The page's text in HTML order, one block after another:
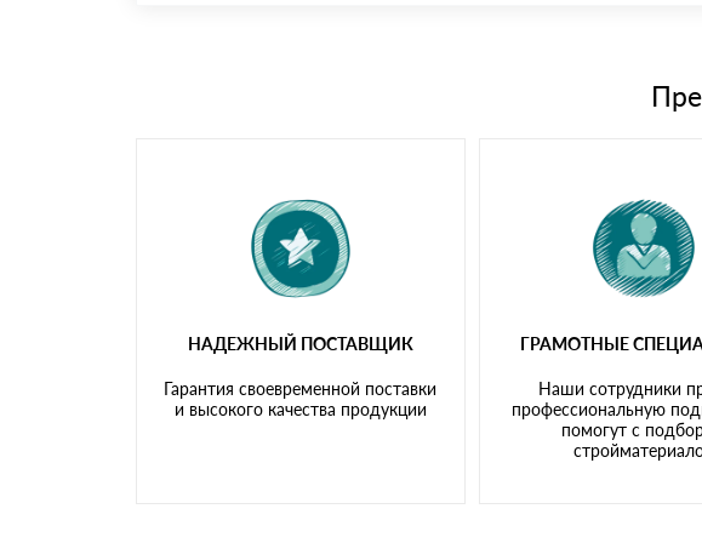
Мы принимаем платежи с сайта по следующим банковским
НАДЕЖНЫЙ ПОСТАВЩИК
Гарантия своевременной поставки
и высокого качества продукции
ГРАМОТНЫЕ
Наши сотрудники
профессиональную
помогут с